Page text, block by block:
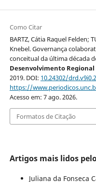
Como Citar
BARTZ, Cátia Raquel Felden;
Knebel. Governança
conceitual da última década
Desenvolvimento
2019. DOI: 10.24302/
https://
Acesso em: 7 ago. 2026.
Formatos de Citação
Artigos mais lidos
Juliana da Fonseca